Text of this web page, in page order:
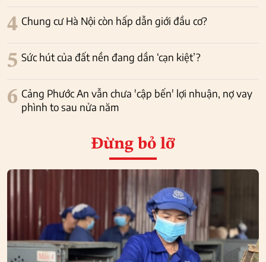
4 Chung cư Hà Nội còn hấp dẫn giới đầu cơ?
5 Sức hút của đất nền đang dần ‘cạn kiệt’?
6 Cảng Phước An vẫn chưa 'cập bến' lợi nhuận, nợ vay
phình to sau nửa năm
Đừng bỏ lỡ